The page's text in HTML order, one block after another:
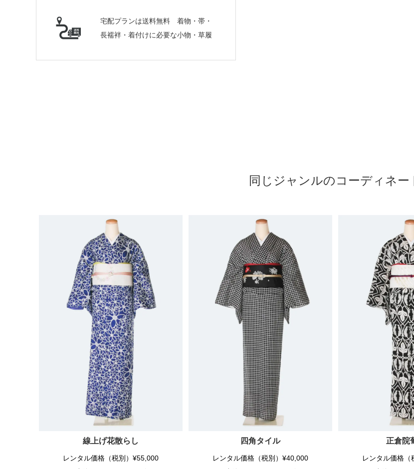
宅配プランは送料無料 着物・帯・
長襦袢・着付けに必要な小物・草履
同じジャンルのコーディネー
線上げ花散らし
レンタル価格（税別）¥55,000
四角タイル
レンタル価格（税別）¥40,000
正倉院
レンタル価格